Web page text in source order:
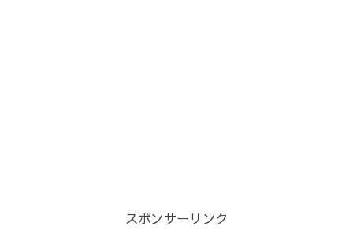
スポンサーリンク